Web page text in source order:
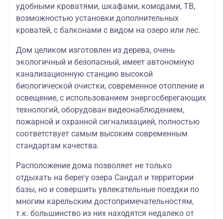
удобными кроватями, шкафами, комодами, ТВ,
возможностью установки дополнительных
кроватей, с балконами с видом на озеро или лес.
Дом целиком изготовлен из дерева, очень
экологичный и безопасный, имеет автономную
канализационную станцию высокой
биологической очистки, современное отопление и
освещение, с использованием энергосберегающих
технологий, оборудован видеонаблюдением,
пожарной и охранной сигнализацией, полностью
соответствует самым высоким современным
стандартам качества.
Расположение дома позволяет не только
отдыхать на берегу озера Сандал и территории
базы, но и совершить увлекательные поездки по
многим карельским достопримечательностям,
т.к. большинство из них находятся недалеко от